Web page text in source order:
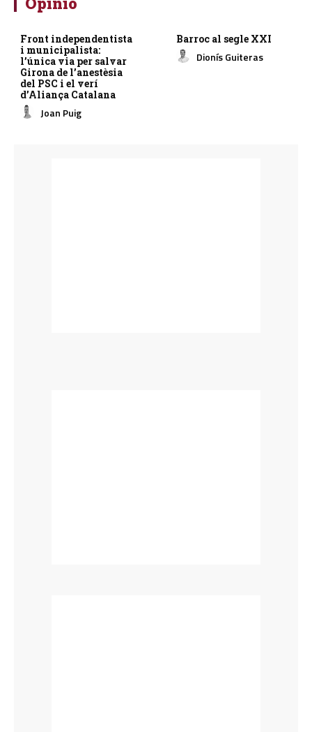
Front independentista
i municipalista:
l’única via per salvar
Girona de l’anestèsia
del PSC i el verí
d’Aliança Catalana
Joan Puig
Barroc al segle XXI
Dionís Guiteras